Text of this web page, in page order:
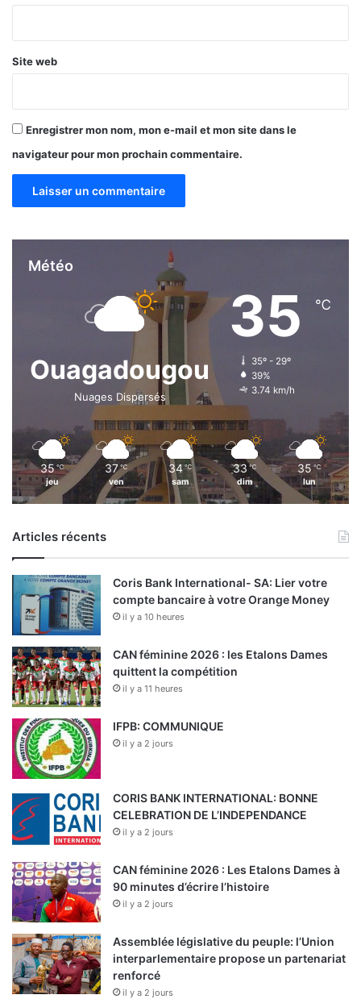
s
m
é
l
e
l
s
Site web
Enregistrer mon nom, mon e-mail et mon site dans le
navigateur pour mon prochain commentaire.
Météo
Ouagadougou
Nuages Dispersés
35 ℃
35º - 29º
39%
3.74 km/h
35 ℃
jeu
37 ℃
ven
34 ℃
sam
33 ℃
dim
35 ℃
lun
Articles récents
Coris Bank International- SA: Lier votre
compte bancaire à votre Orange Money
il y a 10 heures
CAN féminine 2026 : les Etalons Dames
quittent la compétition
il y a 11 heures
IFPB: COMMUNIQUE
il y a 2 jours
CORIS BANK INTERNATIONAL: BONNE
CELEBRATION DE L’INDEPENDANCE
il y a 2 jours
CAN féminine 2026 : Les Etalons Dames à
90 minutes d’écrire l’histoire
il y a 2 jours
Assemblée législative du peuple: l’Union
interparlementaire propose un partenariat
renforcé
il y a 2 jours